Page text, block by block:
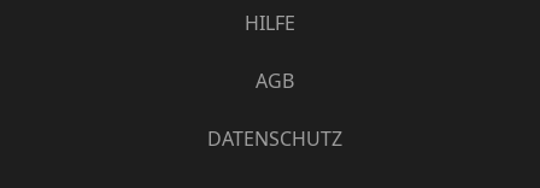
HILFE
AGB
DATENSCHUTZ